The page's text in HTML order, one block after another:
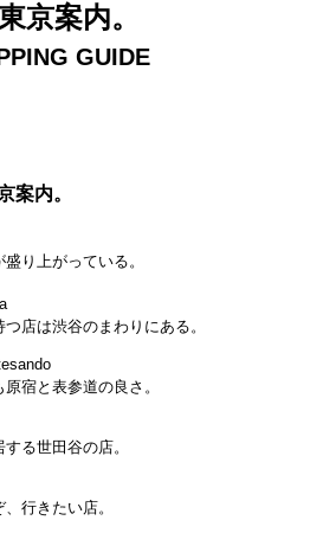
京案内。
GUIDE
案内。
り上がっている。
店は渋谷のまわりにある。
宿と表参道の良さ。
る世田谷の店。
行きたい店。